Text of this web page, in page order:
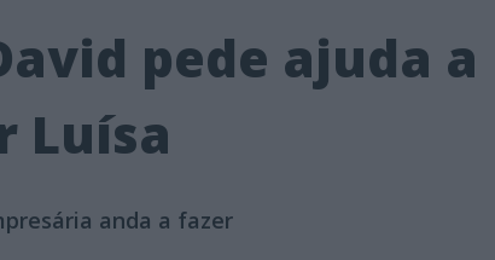
pede ajuda a
Luísa
anda a fazer